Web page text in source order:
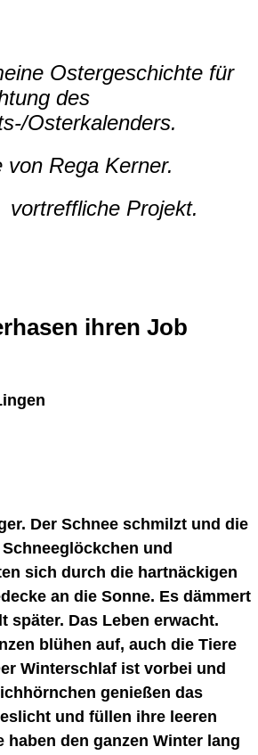
Ostergeschichte für
des
Osterkalenders.
von Rega Kerner.
Projekt.
ihren Job
Der Schnee schmilzt und die
und
sich durch die hartnäckigen
an die Sonne. Es dämmert
später. Das Leben erwacht.
blühen auf, auch die Tiere
Winterschlaf ist vorbei und
genießen das
und füllen ihre leeren
haben den ganzen Winter lang